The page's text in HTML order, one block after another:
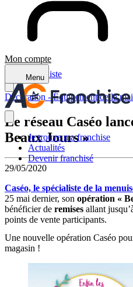
Mon compte
Menu
Je trouve ma franchise
Actualités
Devenir franchisé
Retour à la liste
Décoration - Équipement de la
Le réseau Caséo
Beaux Jours »
29/05/2020
Caséo, le spécialiste de la
25 mai dernier, son opération «
bénéficier de remises allant
points de vente participants.
Une nouvelle opération Caséo
magasin !